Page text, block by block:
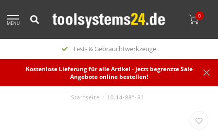
MENU
0
Test- & Gebrauchtwerkzeuge
Kostenlose Lieferung für alle Artikel - jetzt begrenzte Sale
Angebote online bestellen!
Startseite / 10.14-88°-R1